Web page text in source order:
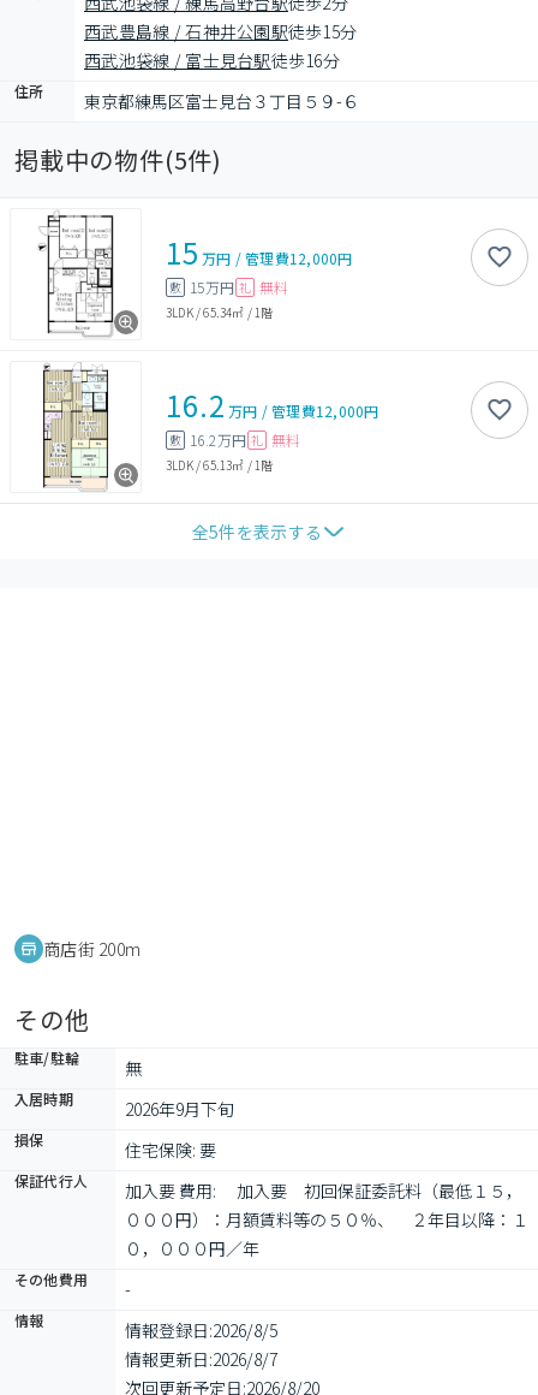
西武豊島線 / 石神井公園駅徒歩15分
西武池袋線 / 富士見台駅徒歩16分
住所 東京都練馬区富士見台３丁目５９-６
掲載中の物件(5件)
15 万円 /管理費12,000円
敷 15万円 礼 無料
3LDK/65.34㎡ / 1階
16.2 万円 /管理費12,000円
敷 16.2万円 礼 無料
3LDK/65.13㎡ / 1階
全5件を表示する
商店街 200m
その他
駐車/駐輪 無
入居時期 2026年9月下旬
損保 住宅保険: 要
保証代行人
加入要 費用: 　加入要　初回保証委託料（最低１５，
０００円）：月額賃料等の５０％、　２年目以降：１
０，０００円／年
その他費用 -
情報 情報登録日:2026/8/5
情報更新日:2026/8/7
次回更新予定日:2026/8/20